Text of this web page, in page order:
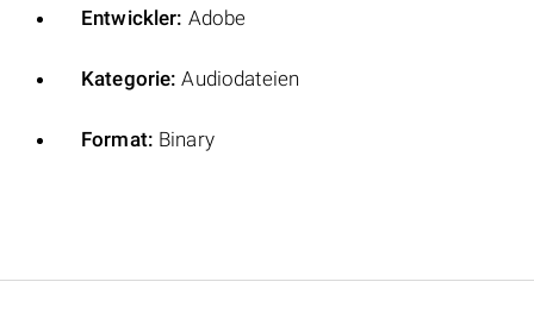
Entwickler: Adobe
Kategorie: Audiodateien
Format: Binary